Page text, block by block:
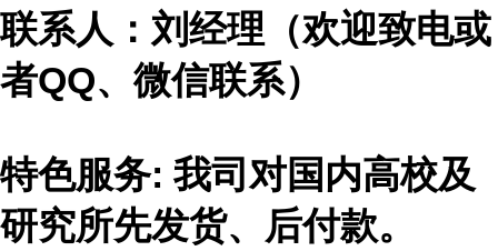
联系人：刘经理（欢迎致电或
者QQ、微信联系）
特色服务: 我司对国内高校及
研究所先发货、后付款。